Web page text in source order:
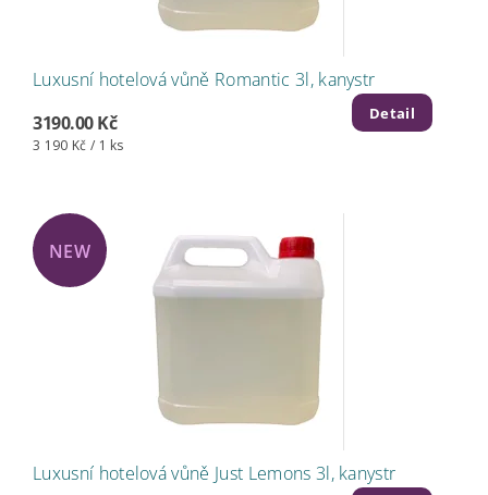
Luxusní hotelová vůně Romantic 3l, kanystr
3190.00 Kč
3 190 Kč / 1 ks
Detail
NEW
Luxusní hotelová vůně Just Lemons 3l, kanystr